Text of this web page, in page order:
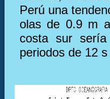
Perú una
olas de 0.9 m
costa sur
periodos de 12